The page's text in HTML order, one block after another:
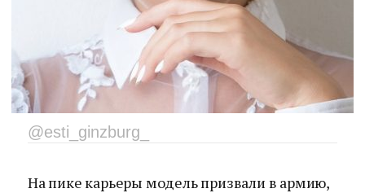
@esti_ginzburg_
На пике карьеры модель призвали в армию,